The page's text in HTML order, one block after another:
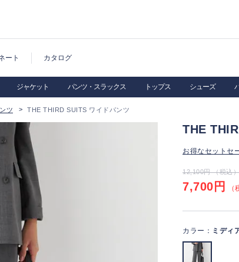
ート カタログ
ジャケット パンツ・スラックス トップス シューズ
ツ THE THIRD SUITS ワイドパンツ
THE
お得なセットセ
12,100円 （税込）
7,700円 （
カラー： ミディ